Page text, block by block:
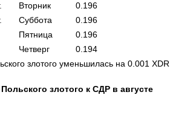
Вторник 0.196
Суббота 0.196
Пятница 0.196
Четверг 0.194
злотого уменьшилась на 0.001 XDR
злотого к СДР в августе